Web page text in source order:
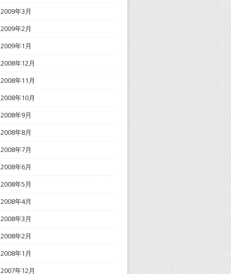
2009年3月
2009年2月
2009年1月
2008年12月
2008年11月
2008年10月
2008年9月
2008年8月
2008年7月
2008年6月
2008年5月
2008年4月
2008年3月
2008年2月
2008年1月
2007年12月